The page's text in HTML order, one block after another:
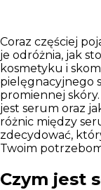
Coraz częściej
je odróżnia, jak
kosmetyku i
pielęgnacyjnego
promiennej
jest serum oraz
różnic między
zdecydować,
Twoim
Czym jest